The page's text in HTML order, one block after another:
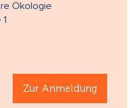
Ökologie
Zur Anmeldung